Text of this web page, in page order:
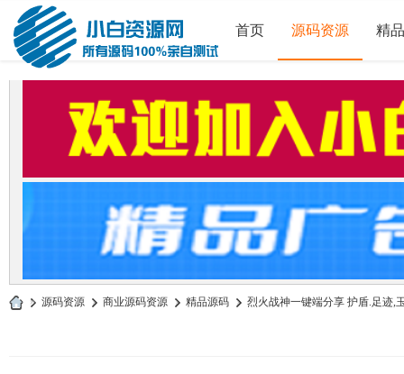
首页 源码资源 精
» 源码资源 › 商业源码资源 › 精品源码 › 烈火战神一键端分享 护盾.足迹,